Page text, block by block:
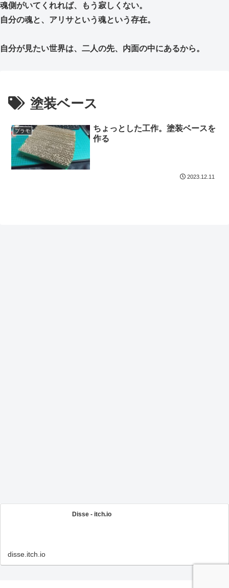
魂側がいてくれれば、もう寂しくない。
自分の魂と、アリサという魂という存在。
自分が見たい世界は、二人の先、内面の中にあるから。
塗装ベース
プラモ
ちょっとした工作。塗装ベースを
作る
2023.12.11
Disse - itch.io
disse.itch.io